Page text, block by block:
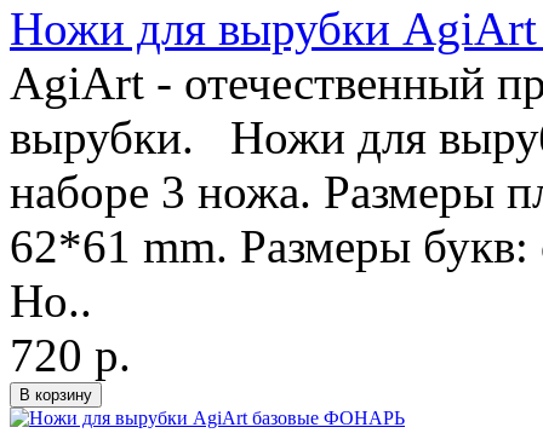
Ножи для вырубки
AgiArt - отечественный
вырубки. Ножи для
наборе 3 ножа. Размеры
62*61 mm. Размеры
Но..
720 р.